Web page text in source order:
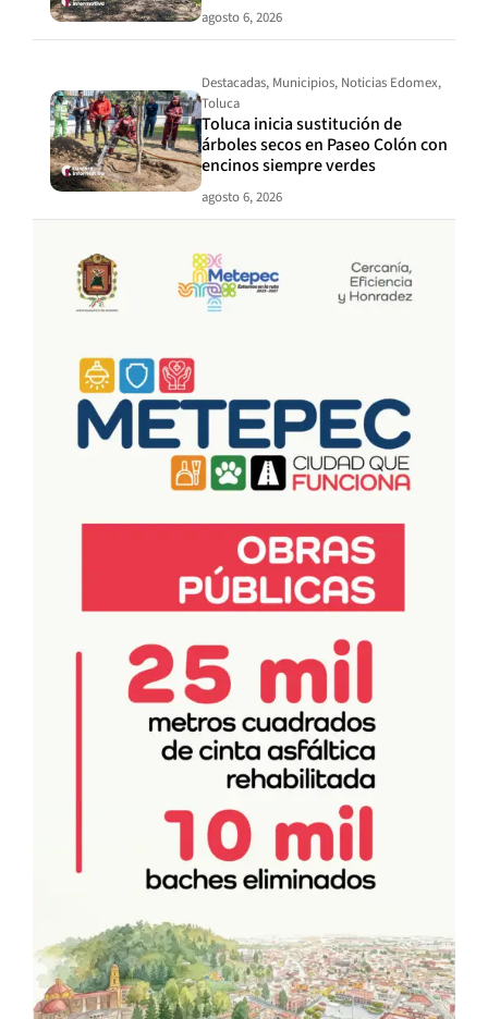
agosto 6, 2026
Destacadas, Municipios, Noticias Edomex,
Toluca
Toluca inicia sustitución de
árboles secos en Paseo Colón con
encinos siempre verdes
agosto 6, 2026